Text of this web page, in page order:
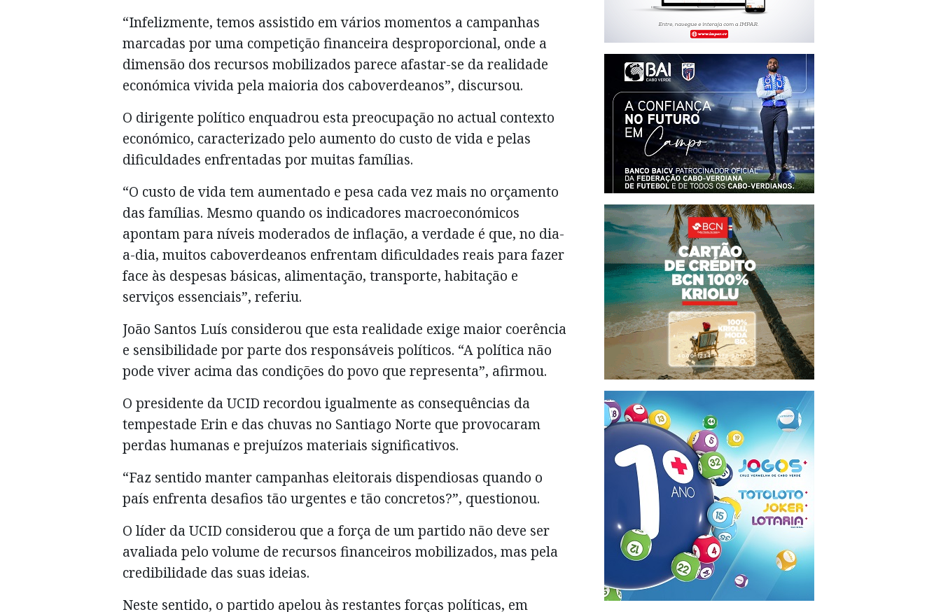
“Infelizmente, temos assistido em vários momentos a campanhas
marcadas por uma competição financeira desproporcional, onde a
dimensão dos recursos mobilizados parece afastar-se da realidade
económica vivida pela maioria dos caboverdeanos”, discursou.
O dirigente político enquadrou esta preocupação no actual contexto
económico, caracterizado pelo aumento do custo de vida e pelas
dificuldades enfrentadas por muitas famílias.
“O custo de vida tem aumentado e pesa cada vez mais no orçamento
das famílias. Mesmo quando os indicadores macroeconómicos
apontam para níveis moderados de inflação, a verdade é que, no dia-
a-dia, muitos caboverdeanos enfrentam dificuldades reais para fazer
face às despesas básicas, alimentação, transporte, habitação e
serviços essenciais”, referiu.
João Santos Luís considerou que esta realidade exige maior coerência
e sensibilidade por parte dos responsáveis políticos. “A política não
pode viver acima das condições do povo que representa”, afirmou.
O presidente da UCID recordou igualmente as consequências da
tempestade Erin e das chuvas no Santiago Norte que provocaram
perdas humanas e prejuízos materiais significativos.
“Faz sentido manter campanhas eleitorais dispendiosas quando o
país enfrenta desafios tão urgentes e tão concretos?”, questionou.
O líder da UCID considerou que a força de um partido não deve ser
avaliada pelo volume de recursos financeiros mobilizados, mas pela
credibilidade das suas ideias.
Neste sentido, o partido apelou às restantes forças políticas, em